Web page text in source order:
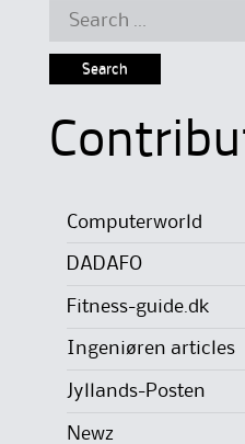
Search
Computerworld
DADAFO
Fitness-guide.dk
Ingeniøren articles
Jyllands-Posten
Newz